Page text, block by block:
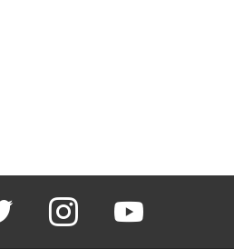
twitter instagram youtube